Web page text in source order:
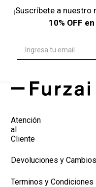
¡Suscríbete a
10% OFF
Atención
al
Cliente
Devoluciones y Cambios
Terminos y Condiciones